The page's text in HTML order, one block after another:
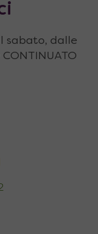
sabato, dalle